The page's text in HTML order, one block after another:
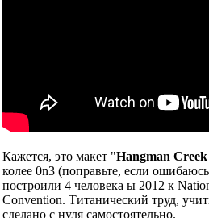
Кажется, это макет "Hangman
колее 0n3 (поправьте, если
построили 4 человека ы 2012 к
Convention. Титанический труд,
сделано с нуля самостоятельно.